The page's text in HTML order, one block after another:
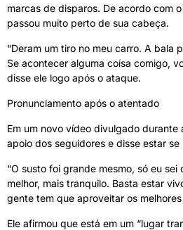
marcas de disparos. De acordo com
passou muito perto de sua cabeça.
“Deram um tiro no meu carro. A bala
Se acontecer alguma coisa comigo,
disse ele logo após o ataque.
Pronunciamento após o atentado
Em um novo vídeo divulgado durante
apoio dos seguidores e disse estar
“O susto foi grande mesmo, só eu sei
melhor, mais tranquilo. Basta estar
gente tem que aproveitar os
Ele afirmou que está em um “lugar